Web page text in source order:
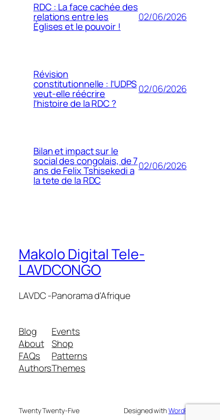
RDC : La face cachée des
relations entre les
Églises et le pouvoir !
02/06/2026
Révision
constitutionnelle : l’UDPS
veut-elle réécrire
l’histoire de la RDC ?
02/06/2026
Bilan et impact sur le
social des congolais, de 7
ans de Felix Tshisekedi a
la tete de la RDC
02/06/2026
Makolo Digital Tele-
LAVDCONGO
LAVDC -Panorama d'Afrique
Blog
About
FAQs
Authors
Events
Shop
Patterns
Themes
Twenty Twenty-Five Designed withWordPress